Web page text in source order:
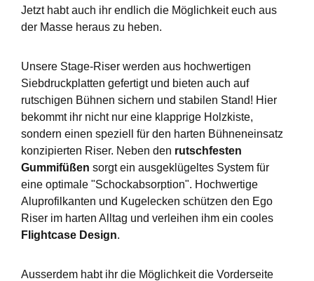
Jetzt habt auch ihr endlich die Möglichkeit euch aus
der Masse heraus zu heben.
Unsere Stage-Riser werden aus hochwertigen
Siebdruckplatten gefertigt und bieten auch auf
rutschigen Bühnen sichern und stabilen Stand! Hier
bekommt ihr nicht nur eine klapprige Holzkiste,
sondern einen speziell für den harten Bühneneinsatz
konzipierten Riser. Neben den rutschfesten
Gummifüßen sorgt ein ausgeklügeltes System für
eine optimale "Schockabsorption". Hochwertige
Aluprofilkanten und Kugelecken schützen den Ego
Riser im harten Alltag und verleihen ihm ein cooles
Flightcase Design.
Ausserdem habt ihr die Möglichkeit die Vorderseite